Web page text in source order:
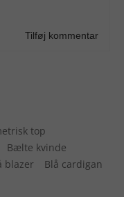
top
Bælte kvinde
blazer Blå cardigan